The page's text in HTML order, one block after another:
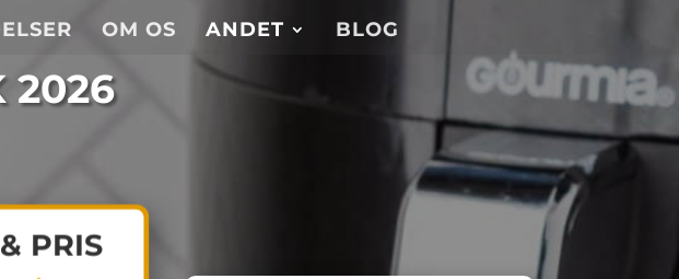
OM OS ANDET BLOG
2026
PRIS